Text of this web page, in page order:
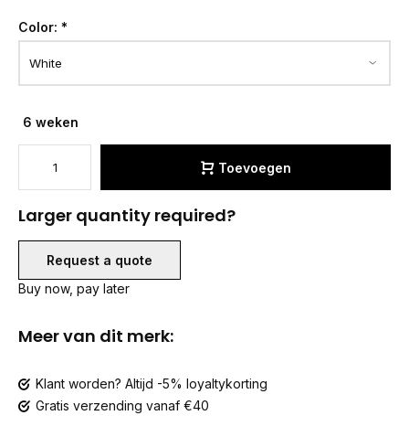
Color: *
6 weken
Toevoegen
Larger quantity required?
Request a quote
Buy now, pay later
Meer van dit merk:
Klant worden? Altijd -5% loyaltykorting
Gratis verzending vanaf €40